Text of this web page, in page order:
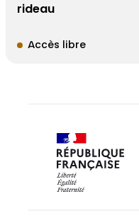
rideau
Accès libre